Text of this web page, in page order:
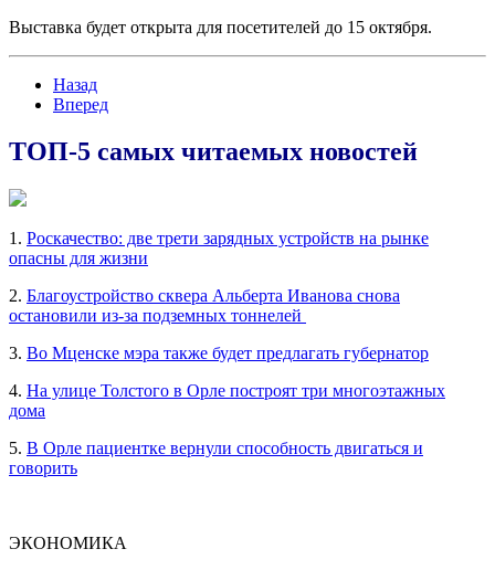
Выставка будет открыта для посетителей до 15 октября.
Назад
Вперед
ТОП-5 самых читаемых новостей
1. Роскачество: две трети зарядных устройств на рынке
опасны для жизни
2. Благоустройство сквера Альберта Иванова снова
остановили из-за подземных тоннелей
3. Во Мценске мэра также будет предлагать губернатор
4. На улице Толстого в Орле построят три многоэтажных
дома
5. В Орле пациентке вернули способность двигаться и
говорить
ЭКОНОМИКА